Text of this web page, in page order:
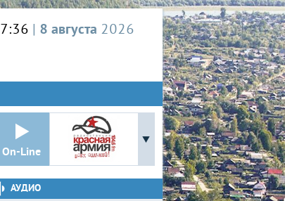
7:36 | 8 августа 2026
On-Line
АУДИО